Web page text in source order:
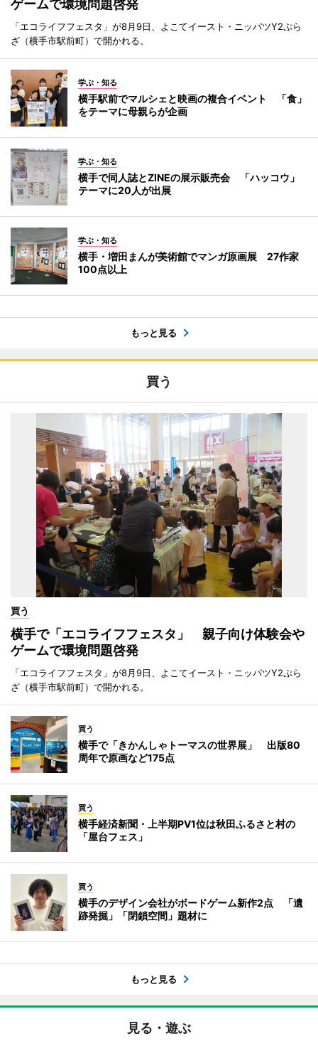
ゲームで環境問題啓発
「エコライフフェスタ」が8月9日、よこてイースト・ニッパツY2ぷら
ざ（横手市駅前町）で開かれる。
学ぶ・知る
横手駅前でマルシェと映画の複合イベント 「食」
をテーマに母親らが企画
学ぶ・知る
横手で同人誌とZINEの展示販売会 「ハッコウ」
テーマに20人が出展
学ぶ・知る
横手・増田まんが美術館でマンガ原画展 27作家
100点以上
もっと見る
買う
買う
横手で「エコライフフェスタ」 親子向け体験会や
ゲームで環境問題啓発
「エコライフフェスタ」が8月9日、よこてイースト・ニッパツY2ぷら
ざ（横手市駅前町）で開かれる。
買う
横手で「きかんしゃトーマスの世界展」 出版80
周年で原画など175点
買う
横手経済新聞・上半期PV1位は秋田ふるさと村の
「屋台フェス」
買う
横手のデザイン会社がボードゲーム新作2点 「遺
跡発掘」「閉鎖空間」題材に
もっと見る
見る・遊ぶ